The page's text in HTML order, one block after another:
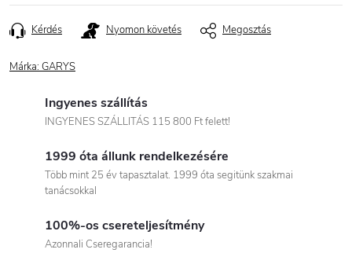
Kérdés Nyomon követés Megosztás
Márka: GARYS
Ingyenes szállítás
INGYENES SZÁLLITÁS 115 800 Ft felett!
1999 óta állunk rendelkezésére
Több mint 25 év tapasztalat. 1999 óta segitünk szakmai
tanácsokkal
100%-os csereteljesítmény
Azonnali Cseregarancia!